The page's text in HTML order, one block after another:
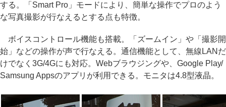
する。「Smart Pro」モードにより、簡単な操作でプロのよう
な写真撮影が行なえるとする点も特徴。
ボイスコントロール機能も搭載。「ズームイン」や「撮影開
始」などの操作が声で行なえる。通信機能として、無線LANだ
けでなく3G/4Gにも対応。Webブラウジングや、Google Play/
Samsung Appsのアプリが利用できる。モニタは4.8型液晶。